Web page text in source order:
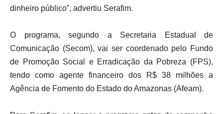
dinheiro público”, advertiu Serafim.
O programa, segundo a Secretaria Estadual de
Comunicação (Secom), vai ser coordenado pelo Fundo
de Promoção Social e Erradicação da Pobreza (FPS),
tendo como agente financeiro dos R$ 38 milhões a
Agência de Fomento do Estado do Amazonas (Afeam).